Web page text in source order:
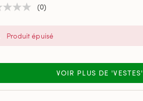
(0)
Produit épuisé
VOIR PLUS DE 'VESTES'